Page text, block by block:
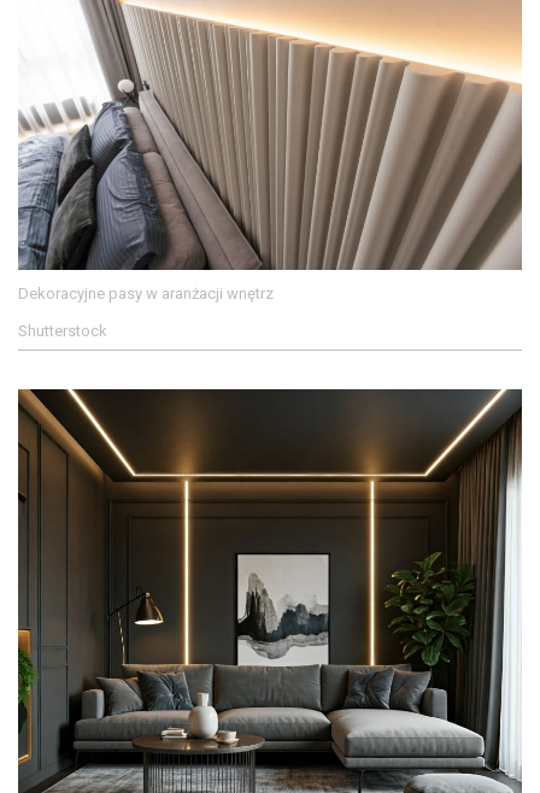
Dekoracyjne pasy w aranżacji wnętrz
Shutterstock